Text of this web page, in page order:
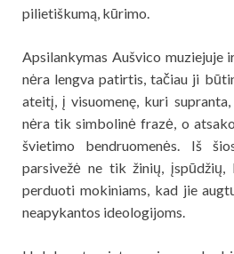
pilietiškumą, kūrimo.
Apsilankymas Aušvico muziejuje
nėra lengva patirtis, tačiau ji
ateitį, į visuomenę, kuri supranta,
nėra tik simbolinė frazė, o
švietimo bendruomenės. Iš
parsivežė ne tik žinių,
perduoti mokiniams, kad jie
neapykantos ideologijoms.